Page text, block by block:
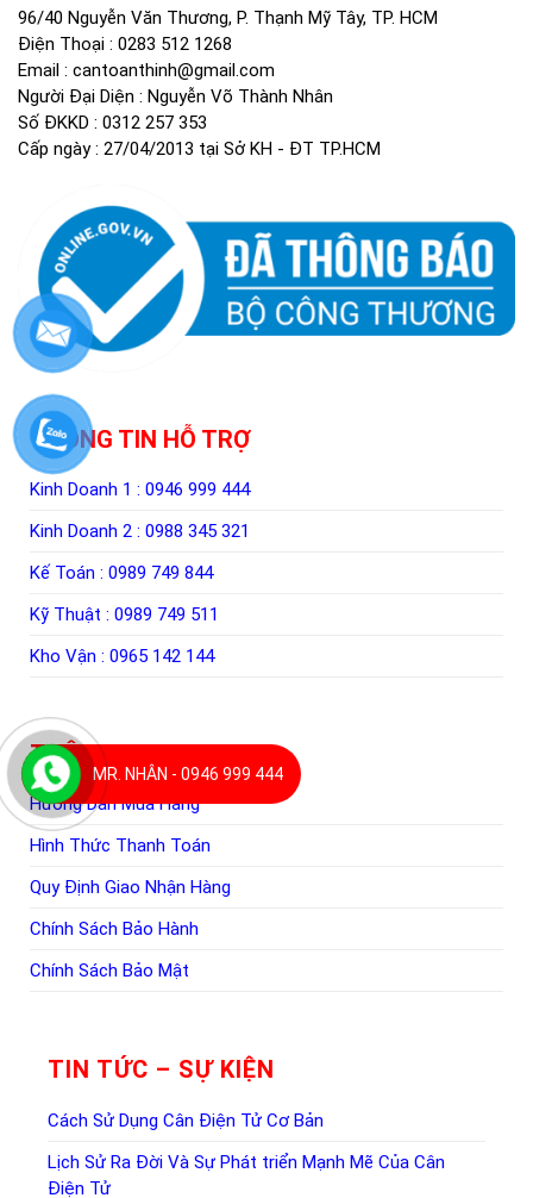
96/40 Nguyễn Văn Thương, P. Thạnh Mỹ Tây, TP. HCM
Điện Thoại : 0283 512 1268
Email : cantoanthinh@gmail.com
Người Đại Diện : Nguyễn Võ Thành Nhân
Số ĐKKD : 0312 257 353
Cấp ngày : 27/04/2013 tại Sở KH - ĐT TP.HCM
THÔNG TIN HỖ TRỢ
Kinh Doanh 1 : 0946 999 444
Kinh Doanh 2 : 0988 345 321
Kế Toán : 0989 749 844
Kỹ Thuật : 0989 749 511
Kho Vận : 0965 142 144
THÔNG TIN CHUNG
Hướng Dẫn Mua Hàng
Hình Thức Thanh Toán
Quy Định Giao Nhận Hàng
Chính Sách Bảo Hành
Chính Sách Bảo Mật
TIN TỨC – SỰ KIỆN
Cách Sử Dụng Cân Điện Tử Cơ Bản
Lịch Sử Ra Đời Và Sự Phát triển Mạnh Mẽ Của Cân
Điện Tử
MR. NHÂN - 0946 999 444